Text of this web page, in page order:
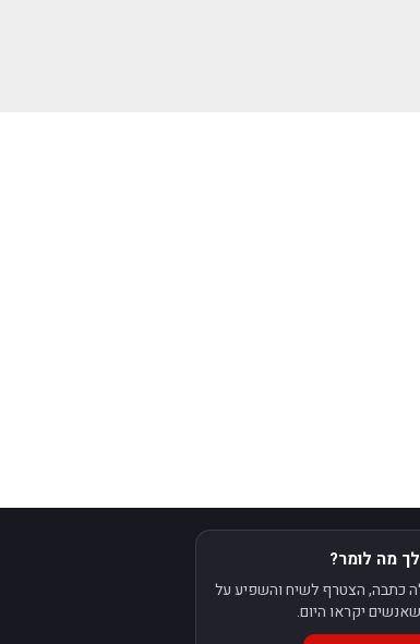
מה לומר?
כתבה, הצטרף לשיח והשפיע על
יקראו היום.